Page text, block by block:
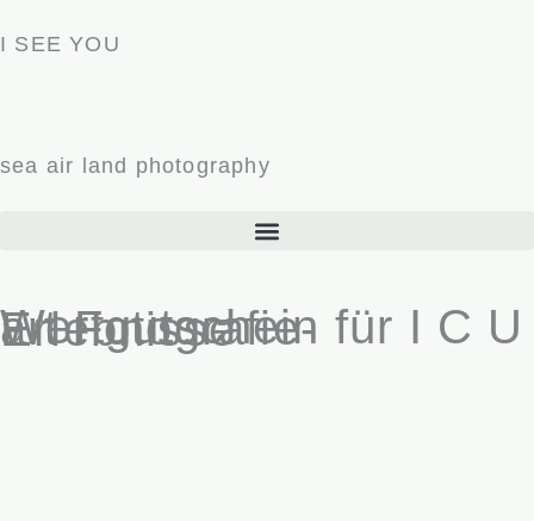
Inhalt
I SEE YOU
sea air land photography
Wertgutschein für I C U art Fotografie-Erlebnisse